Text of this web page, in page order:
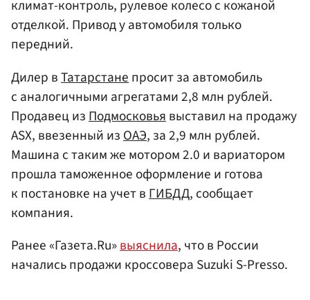
климат-контроль, рулевое колесо с кожаной
отделкой. Привод у автомобиля только
передний.
Дилер вТатарстане просит за автомобиль
с аналогичными агрегатами 2,8 млн рублей.
Продавец из Подмосковья выставил на продажу
ASX, ввезенный из ОАЭ, за 2,9 млн рублей.
Машина с таким же мотором 2.0 и вариатором
прошла таможенное оформление и готова
к постановке на учет в ГИБДД, сообщает
компания.
Ранее «Газета.Ru»выяснила, что в России
начались продажи кроссовера Suzuki S-Presso.